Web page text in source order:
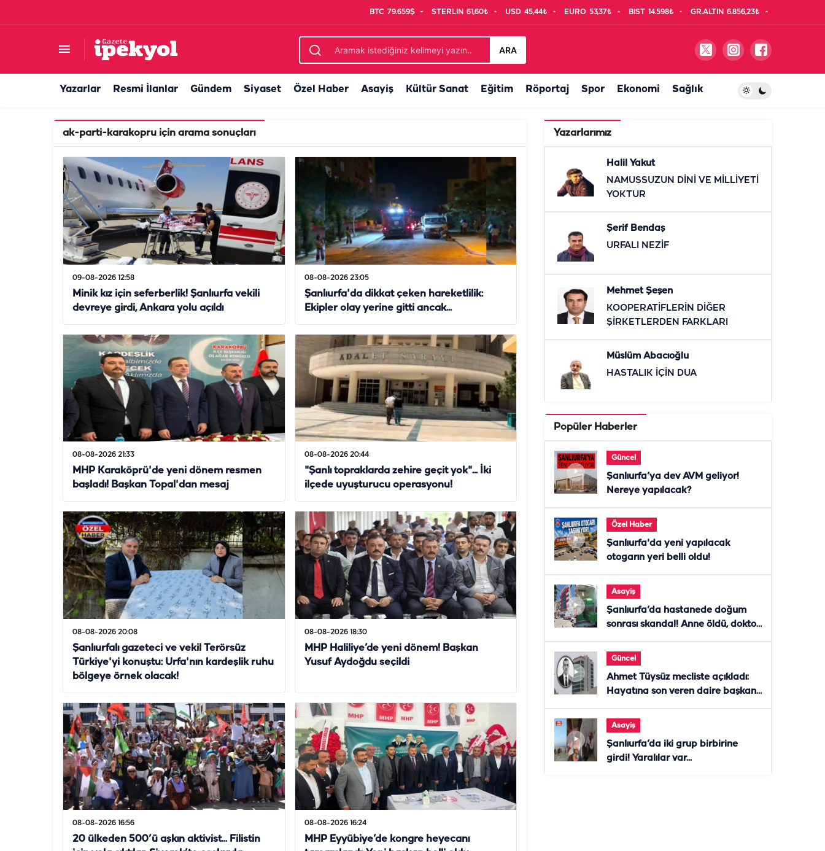
BTC 79.659$ STERLIN 61,60₺ USD 45,44₺ EURO 53,37₺ BIST 14.598₺ GR.ALTIN 6.856,23₺
ARA
Yazarlar Resmi İlanlar Gündem Siyaset Özel Haber Asayiş Kültür Sanat Eğitim Röportaj Spor Ekonomi Sağlık
ak-parti-karakopru için arama sonuçları
09-08-2026 12:58
Minik kız için seferberlik! Şanlıurfa vekili
devreye girdi, Ankara yolu açıldı
08-08-2026 23:05
Şanlıurfa'da dikkat çeken hareketlilik:
Ekipler olay yerine gitti ancak...
08-08-2026 21:33
MHP Karaköprü'de yeni dönem resmen
başladı! Başkan Topal'dan mesaj
08-08-2026 20:44
"Şanlı topraklarda zehire geçit yok"... İki
ilçede uyuşturucu operasyonu!
08-08-2026 20:08
Şanlıurfalı gazeteci ve vekil Terörsüz
Türkiye'yi konuştu: Urfa'nın kardeşlik ruhu
bölgeye örnek olacak!
08-08-2026 18:30
MHP Haliliye’de yeni dönem! Başkan
Yusuf Aydoğdu seçildi
08-08-2026 16:56
20 ülkeden 500’ü aşkın aktivist... Filistin
08-08-2026 16:24
MHP Eyyübiye’de kongre heyecanı
Yazarlarımız
Halil Yakut
NAMUSSUZUN DİNİ VE MİLLİYETİ
YOKTUR
Şerif Bendaş
URFALI NEZİF
Mehmet Şeşen
KOOPERATİFLERİN DİĞER
ŞİRKETLERDEN FARKLARI
Müslüm Abacıoğlu
HASTALIK İÇİN DUA
Popüler Haberler
Güncel
Şanlıurfa’ya dev AVM geliyor!
Nereye yapılacak?
Özel Haber
Şanlıurfa'da yeni yapılacak
otogarın yeri belli oldu!
Asayiş
Şanlıurfa’da hastanede doğum
sonrası skandal! Anne öldü, doktor
Güncel
Ahmet Tüysüz mecliste açıkladı:
Hayatına son veren daire başkanı
bıraktı
Asayiş
Şanlıurfa’da iki grup birbirine
girdi! Yaralılar var...